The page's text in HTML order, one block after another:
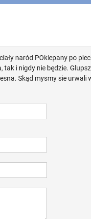
naród POklepany po
i nigdy nie będzie.
Skąd mysmy sie urwali